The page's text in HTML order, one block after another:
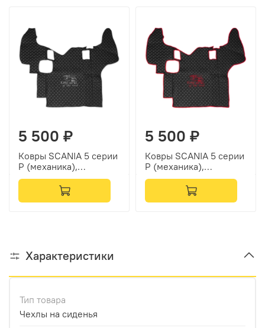
5 500 ₽
Ковры SCANIA 5 серии
P (механика),
(экокожа, черный,
серый кант, серая
вышивка)
5 500 ₽
Ковры SCANIA 5 серии
P (механика),
(экокожа, черный,
красный кант, красная
вышивка)
Характеристики
Тип товара
Чехлы на сиденья